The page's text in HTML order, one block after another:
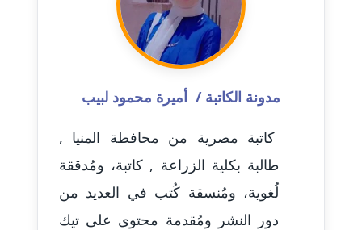
مدونة أحمد سيد
عاملة
مدونة احمد شقليط
عاملة
مدونة أحمد عبد الفتاح
عاملة
مدونة احمد كريدي
عاملة
مدونة الكاتبة / أميرة محمود لبيب
كاتبة مصرية من محافطة المنيا ,
طالبة بكلية الزراعة , كاتبة، ومُدققة
لُغوية، ومُنسقة كُتب في العديد من
دور النشر ومُقدمة محتوى على تيك